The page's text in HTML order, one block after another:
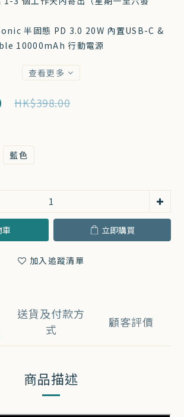
半固態 PD 3.0 20W 內置USB-C &
10000mAh 行動電源
查看更多
HK$398.00
藍色
車 立即購買
加入追蹤清單
送貨及付款方
式
顧客評價
商品描述